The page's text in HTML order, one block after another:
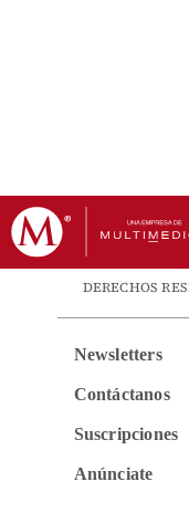
DERECHOS
Newsletters
Contáctanos
Suscripciones
Anúnciate